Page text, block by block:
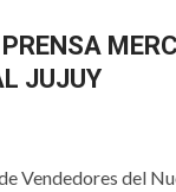
JUJUY
Vendedores del